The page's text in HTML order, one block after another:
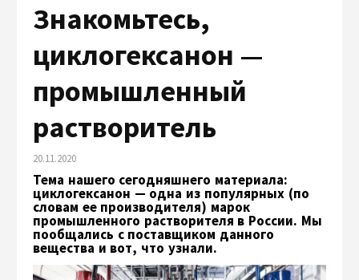
Знакомьтесь,
циклогексанон —
промышленный
растворитель
20.11.2020
Тема нашего сегодняшнего материала:
циклогексанон — одна из популярных (по
словам ее производителя) марок
промышленного растворителя в России. Мы
пообщались с поставщиком данного
вещества и вот, что узнали.